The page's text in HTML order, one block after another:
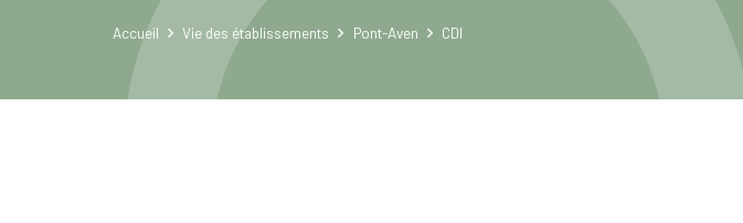
Accueil Vie des établissements Pont-Aven CDI